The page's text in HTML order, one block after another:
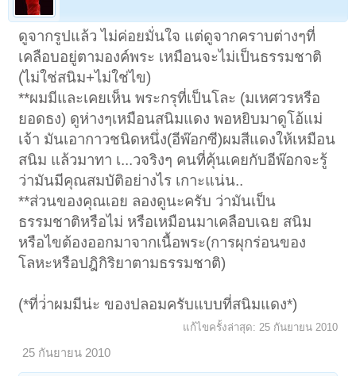
ดูจากรูปแล้ว ไม่ค่อยมั่นใจ แต่ดูจากคราบต่างๆที่
เคลือบอยู่ตามองค์พระ เหมือนจะไม่เป็นธรรมชาติ
(ไม่ใช่สนิม+ไม่ใช่ไข)
**ผมมีและเคยเห็น พระกรุที่เป็นโละ (มเหศวรหรือ
ยอดธง) ดูห่างๆเหมือนสนิมแดง พอหยิบมาดูโอ้แม่
เจ้า มันเอากาวชนิดหนึ่ง(อีพ๊อกซี)ผมสีแดงให้เหมือน
สนิม แล้วมาทา เ...วจริงๆ คนที่คุ้นเคยกับอีพ๊อกจะรู้
ว่ามันมีคุณสมบัติอย่างไร เกาะแน่น..
**ส่วนของคุณเอย ลองดูนะครับ ว่ามันเป็น
ธรรมชาติหรือไม่ หรือเหมือนมาเคลือบเฉย สนิม
หรือไขต้องออกมาจากเนื้อพระ(การผุกร่อนของ
โลหะหรือปฎิกิริยาตามธรรมชาติ)
(*ที่ว่่าผมมีน่ะ ของปลอมครับแบบที่สนิมแดง*)
แก้ไขครั้งล่าสุด: 25 กันยายน 2010
25 กันยายน 2010